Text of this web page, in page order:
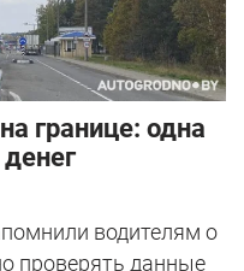
границе: одна
водителям о
проверять данные